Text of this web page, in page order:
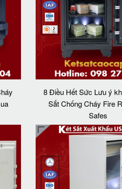
8 Điều Hết Sức Lưu ý
Sắt Chống Cháy Fire
Safes